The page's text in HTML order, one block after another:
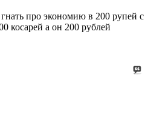
про экономию в 200 рупей с
косарей а он 200 рублей